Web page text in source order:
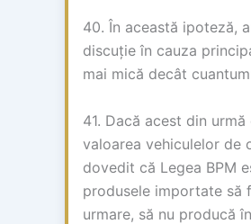
40. În această ipoteză,
discuție în cauza
mai mică decât
41. Dacă acest din
valoarea vehiculelor de
dovedit că Legea BPM
produsele importate să
urmare, să nu producă